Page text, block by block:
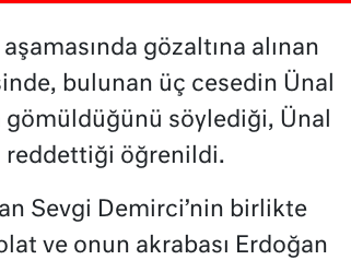
gözaltına alınan
bulunan üç cesedin Ünal
söylediği, Ünal
reddettiği öğrenildi.
Sevgi Demirci’nin birlikte
ve onun akrabası Erdoğan